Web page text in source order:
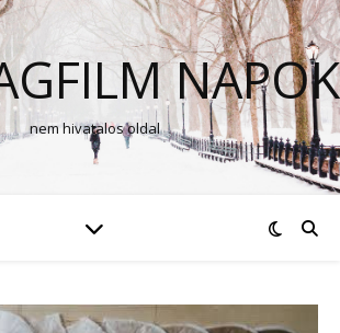
NAPOK
nem hivatalos oldal